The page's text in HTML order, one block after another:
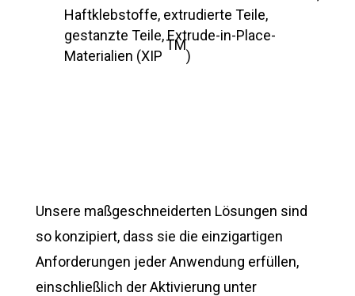
Haftklebstoffe, extrudierte Teile,
gestanzte Teile, Extrude-in-Place-
Materialien (XIP
TM
)
Unsere maßgeschneiderten Lösungen sind
so konzipiert, dass sie die einzigartigen
Anforderungen jeder Anwendung erfüllen,
einschließlich der Aktivierung unter